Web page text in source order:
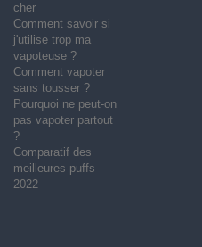
cher
Comment savoir si
j'utilise trop ma
vapoteuse ?
Comment vapoter
sans tousser ?
Pourquoi ne peut-on
pas vapoter partout
?
Comparatif des
meilleures puffs
2022